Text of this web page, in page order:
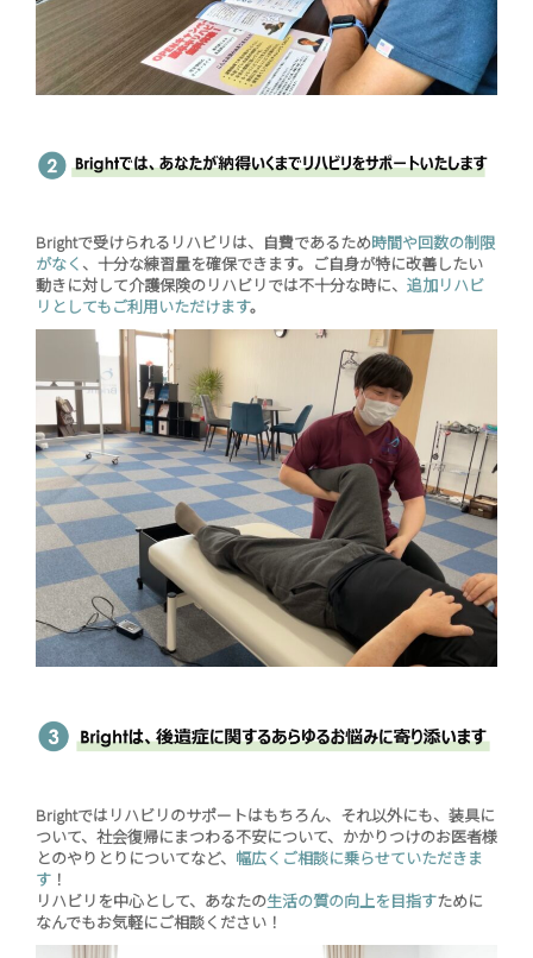
Brightで受けられるリハビリは、自費であるため時間や回数の制限
がなく 、十分な練習量を確保できます。ご自身が特に改善したい
動きに対して介護保険のリハビリでは不十分な時に、 追加リハビ
リとしてもご利用いただけます。
Brightではリハビリのサポートはもちろん、それ以外にも、装具に
ついて、社会復帰にまつわる不安について、かかりつけのお医者様
とのやりとりについてなど、 幅広くご相談に乗らせていただきま
す ！
リハビリを中心として、あなたの生活の質の向上を目指すために
なんでもお気軽にご相談ください！